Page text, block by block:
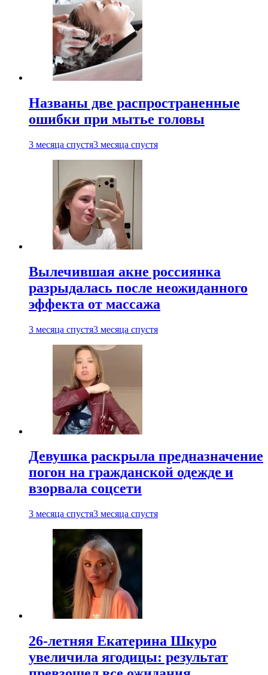
Названы две распространенные
ошибки при мытье головы
3 месяца спустя3 месяца спустя
Вылечившая акне россиянка
разрыдалась после неожиданного
эффекта от массажа
3 месяца спустя3 месяца спустя
Девушка раскрыла предназначение
погон на гражданской одежде и
взорвала соцсети
3 месяца спустя3 месяца спустя
26-летняя Екатерина Шкуро
увеличила ягодицы: результат